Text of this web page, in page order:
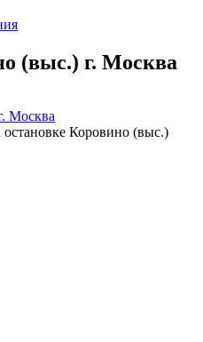
(выс.) г. Москва
Москва
остановке Коровино (выс.)